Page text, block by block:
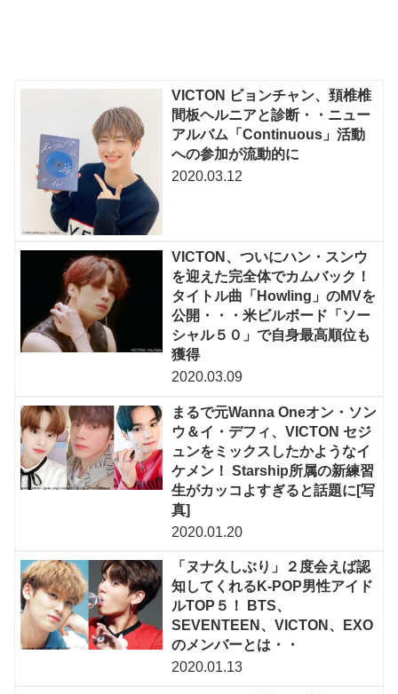
VICTON ビョンチャン、頚椎椎
間板ヘルニアと診断・・ニュー
アルバム「Continuous」活動
への参加が流動的に
2020.03.12
VICTON、ついにハン・スンウ
を迎えた完全体でカムバック！
タイトル曲「Howling」のMVを
公開・・・米ビルボード「ソー
シャル５０」で自身最高順位も
獲得
2020.03.09
まるで元Wanna Oneオン・ソン
ウ＆イ・デフィ、VICTON セジ
ュンをミックスしたかようなイ
ケメン！ Starship所属の新練習
生がカッコよすぎると話題に[写
真]
2020.01.20
「ヌナ久しぶり」２度会えば認
知してくれるK-POP男性アイド
ルTOP５！ BTS、
SEVENTEEN、VICTON、EXO
のメンバーとは・・
2020.01.13